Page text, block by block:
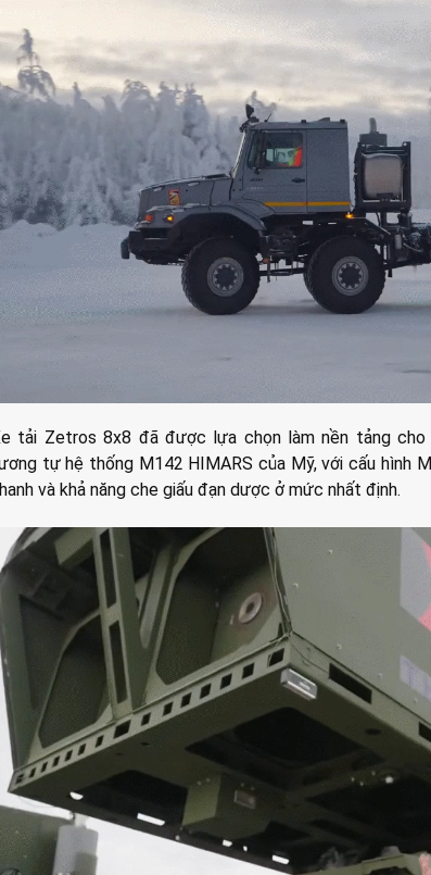
tải Zetros 8x8 đã được lựa chọn làm nền tảng
tự hệ thống M142 HIMARS của Mỹ, với cấu hình
và khả năng che giấu đạn dược ở mức nhất định.